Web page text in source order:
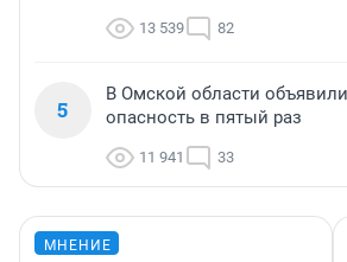
13 539 82
5
В Омской области
опасность в пятый раз
11 941 33
МНЕНИЕ